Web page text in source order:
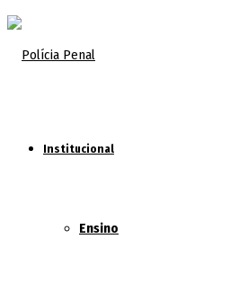
Institucional
Ensino